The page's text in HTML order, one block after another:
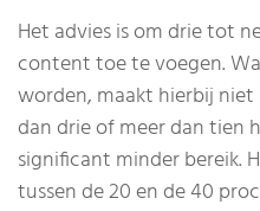
Het advies is om drie tot
content toe te voegen.
worden, maakt hierbij
dan drie of meer dan tien
significant minder bereik.
tussen de 20 en de 40